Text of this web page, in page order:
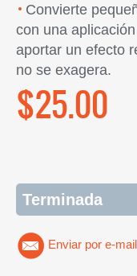
Convierte
con una
aportar un efecto
no se exagera.
$25.00
Terminada
Enviar por e-mail